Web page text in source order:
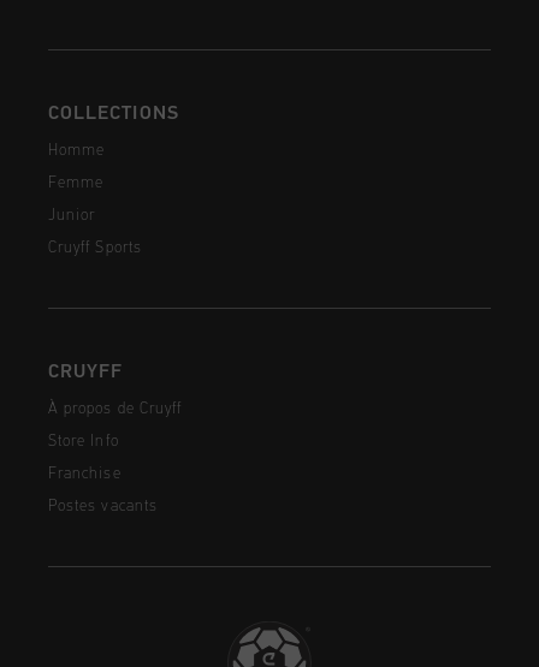
COLLECTIONS
Homme
Femme
Junior
Cruyff Sports
CRUYFF
À propos de Cruyff
Store Info
Franchise
Postes vacants